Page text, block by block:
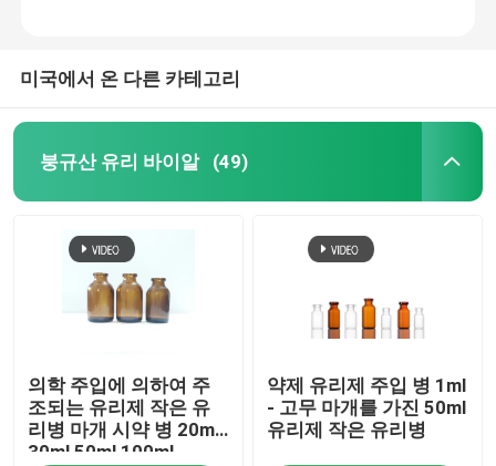
제품
우리 에 관한 것
미국에서 온 다른 카테고리
붕규산 유리 바이알 (49)
의학 주입에 의하여 주
조되는 유리제 작은 유
리병 마개 시약 병 20ml
30ml 50ml 100ml
약제 유리제 주입 병 1ml
- 고무 마개를 가진 50ml
유리제 작은 유리병